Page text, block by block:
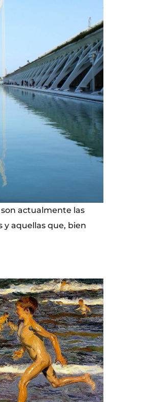
actualmente las
aquellas que, bien